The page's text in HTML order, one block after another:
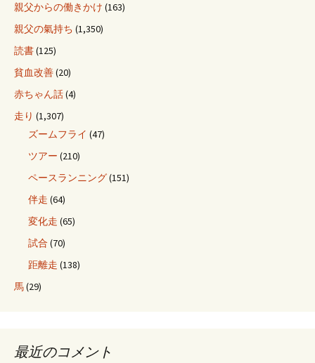
親父からの働きかけ (163)
親父の氣持ち (1,350)
読書(125)
貧血改善(20)
赤ちゃん話(4)
走り (1,307)
ズームフライ (47)
ツアー (210)
ペースランニング(151)
伴走 (64)
変化走 (65)
試合 (70)
距離走 (138)
馬(29)
最近のコメント